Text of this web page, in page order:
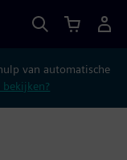
van automatische